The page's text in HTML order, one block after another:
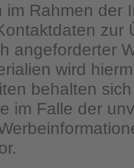
im Rahmen der
zur
angeforderter
wird
behalten
im Falle der